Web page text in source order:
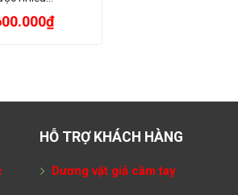
₫
HỖ TRỢ KHÁCH HÀNG
Dương vật giả cầm tay